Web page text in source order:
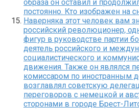
образа он оставил и
постоянно. Кто изображен на
Наверняка этот человек вам
российский революционер,
фигур в руководстве партии
деятель российского и
социалистического и
движения. Также он являлся
комиссаром по иностранным
возглавлял советскую
переговоров с немецкой и
сторонами в городе Брест-